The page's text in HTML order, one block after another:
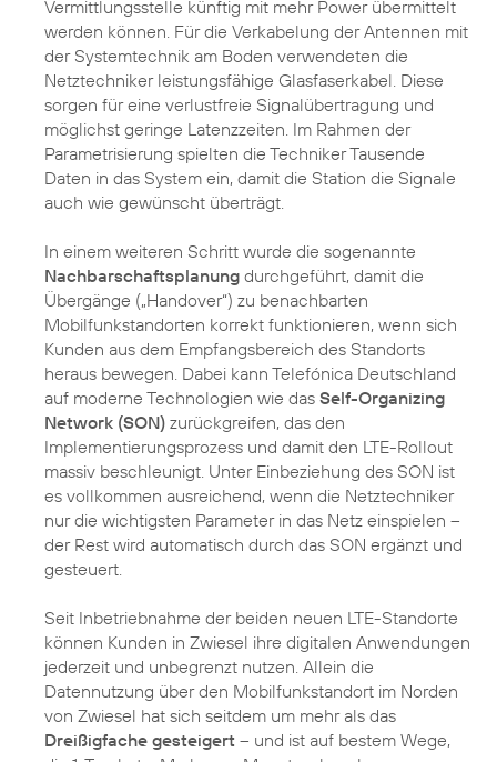
Vermittlungsstelle künftig mit mehr Power übermittelt
werden können. Für die Verkabelung der Antennen mit
der Systemtechnik am Boden verwendeten die
Netztechniker leistungsfähige Glasfaserkabel. Diese
sorgen für eine verlustfreie Signalübertragung und
möglichst geringe Latenzzeiten. Im Rahmen der
Parametrisierung spielten die Techniker Tausende
Daten in das System ein, damit die Station die Signale
auch wie gewünscht überträgt.
In einem weiteren Schritt wurde die sogenannte
Nachbarschaftsplanung durchgeführt, damit die
Übergänge („Handover“) zu benachbarten
Mobilfunkstandorten korrekt funktionieren, wenn sich
Kunden aus dem Empfangsbereich des Standorts
heraus bewegen. Dabei kann Telefónica Deutschland
auf moderne Technologien wie das Self-Organizing
Network (SON) zurückgreifen, das den
Implementierungsprozess und damit den LTE-Rollout
massiv beschleunigt. Unter Einbeziehung des SON ist
es vollkommen ausreichend, wenn die Netztechniker
nur die wichtigsten Parameter in das Netz einspielen –
der Rest wird automatisch durch das SON ergänzt und
gesteuert.
Seit Inbetriebnahme der beiden neuen LTE-Standorte
können Kunden in Zwiesel ihre digitalen Anwendungen
jederzeit und unbegrenzt nutzen. Allein die
Datennutzung über den Mobilfunkstandort im Norden
von Zwiesel hat sich seitdem um mehr als das
Dreißigfache gesteigert – und ist auf bestem Wege,